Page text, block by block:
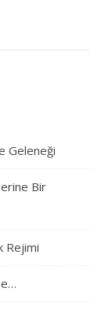
Geleneği
Bir
Rejimi